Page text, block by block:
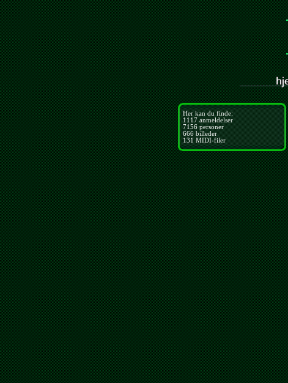
Her kan du finde:
1117anmeldelser
7156personer
666billeder
131MIDI-filer